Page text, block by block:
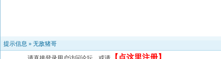
提示信息 » 无敌猪哥
【 点这里注册】